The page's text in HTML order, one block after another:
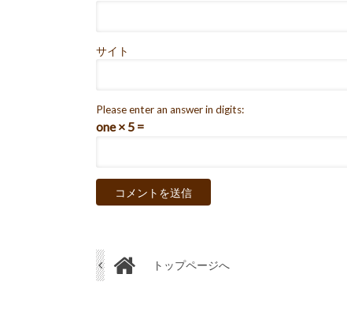
サイト
Please enter an answer in digits:
one × 5 =
トップページへ